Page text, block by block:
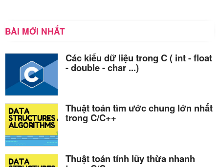
BÀI MỚI NHẤT
Các kiểu dữ liệu trong C ( int - float
- double - char ...)
Thuật toán tìm ước chung lớn nhất
trong C/C++
Thuật toán tính lũy thừa nhanh